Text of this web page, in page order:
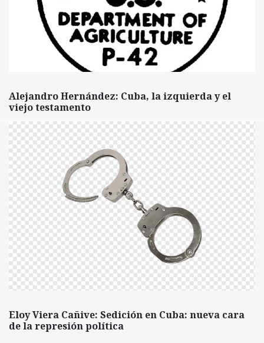
Alejandro Hernández: Cuba, la izquierda y el
viejo testamento
Eloy Viera Cañive: Sedición en Cuba: nueva cara
de la represión política